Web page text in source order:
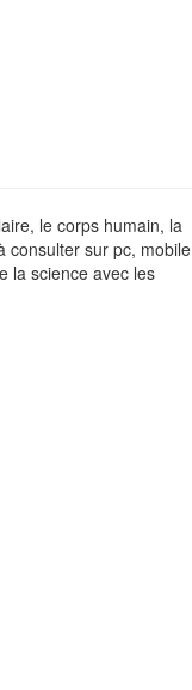
le corps humain, la
consulter sur pc, mobile
la science avec les